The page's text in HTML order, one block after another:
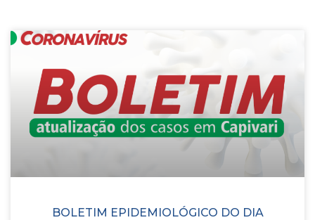
BOLETIM EPIDEMIOLÓGICO DO DIA